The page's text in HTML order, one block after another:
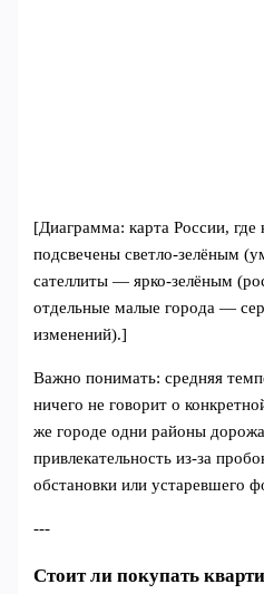
[Диаграмма: карта России, где
подсвечены светло‑зелёным
сателлиты — ярко‑зелёным
отдельные малые города —
изменений).]
Важно понимать: средняя
ничего не говорит о
же городе одни районы
привлекательность из‑за
обстановки или устаревшего
---
Стоит ли покупать